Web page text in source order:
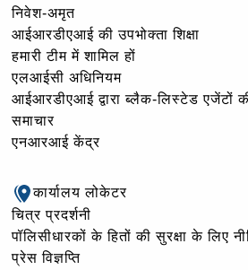
निवेश-अमृत
आईआरडीएआई की उपभोक्ता शिक्षा
हमारी टीम में शामिल हों
एलआईसी अधिनियम
आईआरडीएआई द्वारा ब्लैक-लिस्टेड एजेंटों
समाचार
एनआरआई केंद्र
कार्यालय लोकेटर
चित्र प्रदर्शनी
पॉलिसीधारकों के हितों की सुरक्षा के लिए
प्रेस विज्ञप्ति